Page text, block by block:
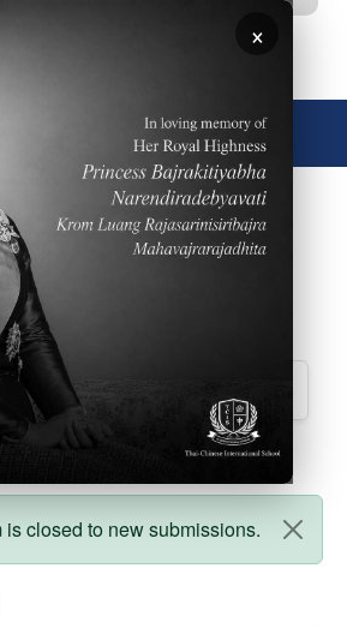
News 3 April 2017
าม
closed to new submissions.
×